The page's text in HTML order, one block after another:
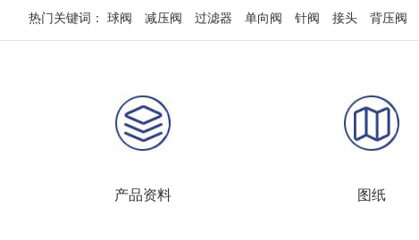
热门关键词： 球阀 减压阀 过滤器 单向阀 针阀 接头 背压阀
产品资料 图纸